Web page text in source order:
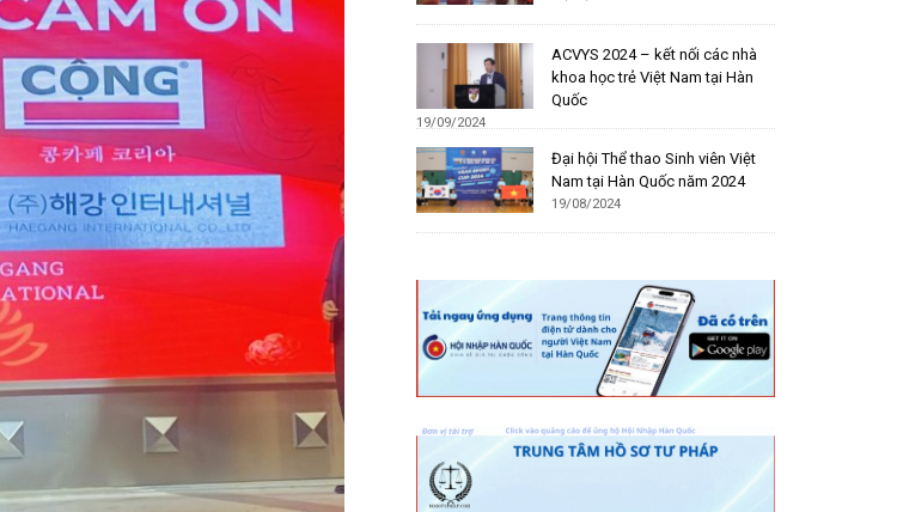
ACVYS 2024 – kết nối các nhà
khoa học trẻ Việt Nam tại Hàn
Quốc
19/09/2024
Đại hội Thể thao Sinh viên Việt
Nam tại Hàn Quốc năm 2024
19/08/2024